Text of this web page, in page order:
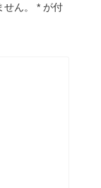
ん。 * が付